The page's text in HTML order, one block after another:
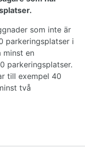
som inte är
parkeringsplatser i
minst en
parkeringsplatser.
till exempel 40
två